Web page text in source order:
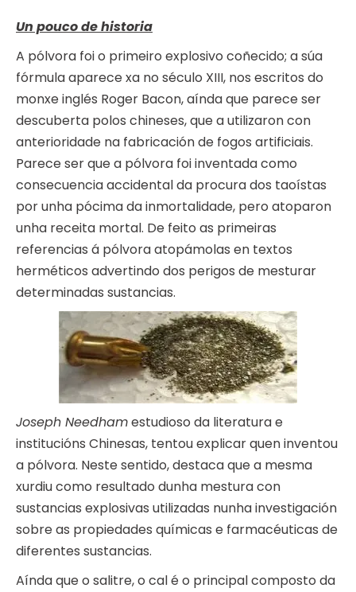
Un pouco de historia
A pólvora foi o primeiro explosivo coñecido; a súa
fórmula aparece xa no século XIII, nos escritos do
monxe inglés Roger Bacon, aínda que parece ser
descuberta polos chineses, que a utilizaron con
anterioridade na fabricación de fogos artificiais.
Parece ser que a pólvora foi inventada como
consecuencia accidental da procura dos taoístas
por unha pócima da inmortalidade, pero atoparon
unha receita mortal. De feito as primeiras
referencias á pólvora atopámolas en textos
herméticos advertindo dos perigos de mesturar
determinadas sustancias.
Joseph Needhamestudioso da literatura e
institucións Chinesas, tentou explicar quen inventou
a pólvora. Neste sentido, destaca que a mesma
xurdiu como resultado dunha mestura con
sustancias explosivas utilizadas nunha investigación
sobre as propiedades químicas e farmacéuticas de
diferentes sustancias.
Aínda que o salitre, o cal é o principal composto da